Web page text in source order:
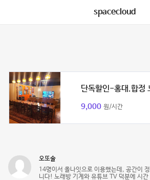
spacecloud
단독할인-홍대.합정
9,000 원/시간
오또술
14명이서 올나잇으로 이용했는데, 공간이
니다! 노래방 기계와 유튜브 TV 덕분에 시